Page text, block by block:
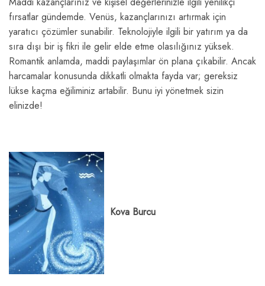
fırsatlar gündemde. Venüs, kazançlarınızı artırmak için
yaratıcı çözümler sunabilir. Teknolojiyle ilgili bir yatırım ya da
sıra dışı bir iş fikri ile gelir elde etme olasılığınız yüksek.
Romantik anlamda, maddi paylaşımlar ön plana çıkabilir. Ancak
harcamalar konusunda dikkatli olmakta fayda var; gereksiz
lükse kaçma eğiliminiz artabilir. Bunu iyi yönetmek sizin
elinizde!
Kova Burcu